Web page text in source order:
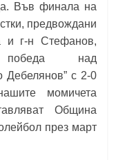
Във финала на
предвождани
и г-н Стефанов,
победа над
Дебелянов” с 2-0
момичета
Община
през март